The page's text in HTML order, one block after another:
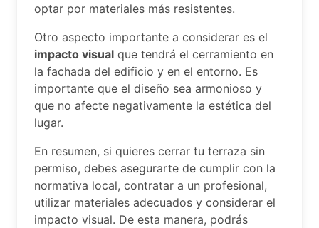
optar por materiales más resistentes.
Otro aspecto importante a considerar es el
impacto visual que tendrá el cerramiento en
la fachada del edificio y en el entorno. Es
importante que el diseño sea armonioso y
que no afecte negativamente la estética del
lugar.
En resumen, si quieres cerrar tu terraza sin
permiso, debes asegurarte de cumplir con la
normativa local, contratar a un profesional,
utilizar materiales adecuados y considerar el
impacto visual. De esta manera, podrás